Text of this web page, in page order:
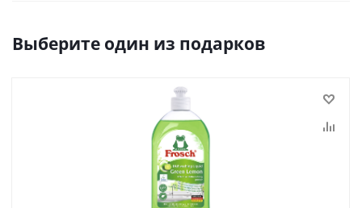
Выберите один из подарков